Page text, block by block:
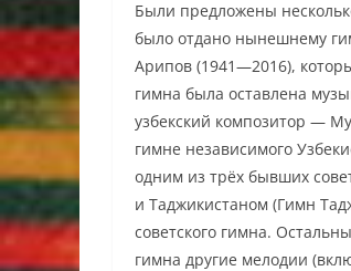
Были предложены
было отдано нынешнему
Арипов (1941—2016),
гимна была оставлена
узбекский композитор —
гимне независимого
одним из трёх бывших
и Таджикистаном (Гимн
советского гимна.
гимна другие мелодии